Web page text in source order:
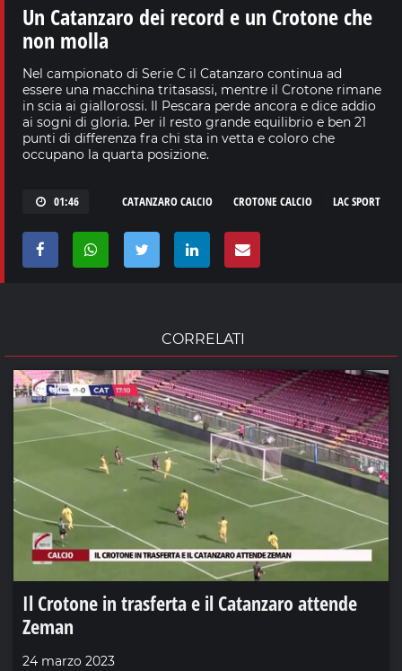
Un Catanzaro dei record e un Crotone che
non molla
Nel campionato di Serie C il Catanzaro continua ad
essere una macchina tritasassi, mentre il Crotone rimane
in scia ai giallorossi. Il Pescara perde ancora e dice addio
ai sogni di gloria. Per il resto grande equilibrio e ben 21
punti di differenza fra chi sta in vetta e coloro che
occupano la quarta posizione.
01:46 LAC SPORT
CROTONE CALCIO
CATANZARO CALCIO
CORRELATI
Il Crotone in trasferta e il Catanzaro attende
Zeman
24 marzo 2023